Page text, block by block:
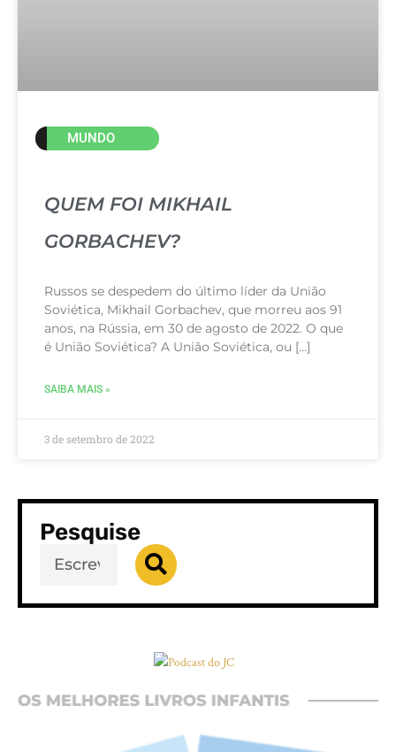
MUNDO
QUEM FOI MIKHAIL
GORBACHEV?
Russos se despedem do último líder da União
Soviética, Mikhail Gorbachev, que morreu aos 91
anos, na Rússia, em 30 de agosto de 2022. O que
é União Soviética? A União Soviética, ou […]
SAIBA MAIS »
3 de setembro de 2022
Pesquise